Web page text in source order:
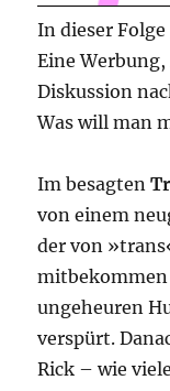
In dieser
Eine
Diskussion
Was will man
Im besagten
von einem
der von
ungeheuren
verspürt.
Rick – wie